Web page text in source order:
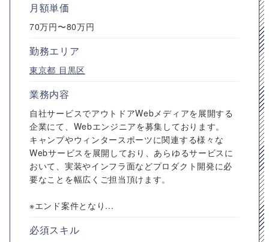
月額単価
70万円〜80万円
勤務エリア
東京都 目黒区
業務内容
自社サービスでアウトドアWebメディアを展開する
企業にて、Webエンジニアを募集しております。
キャンプやウィンタースポーツに関連する様々な
Webサービスを展開しており、あらゆるサービスに
おいて、実装やインフラ面などプロダクト開発に必
要なことを幅広くご担当頂けます。
※エンド案件となり...
必須スキル